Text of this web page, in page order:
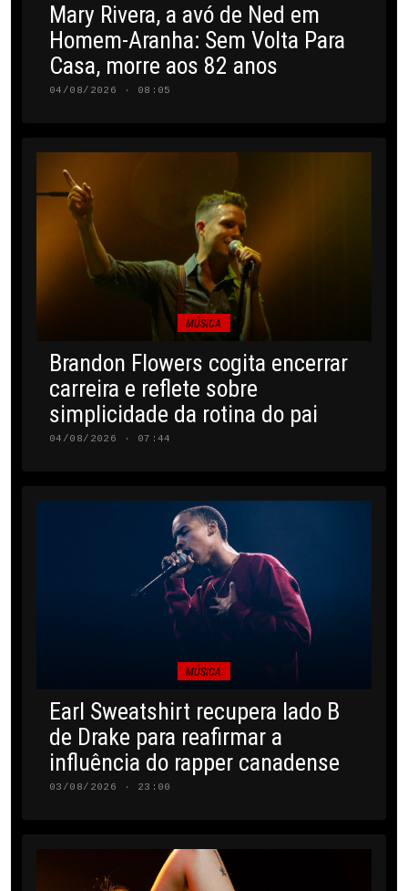
Mary Rivera, a avó de Ned em
Homem-Aranha: Sem Volta Para
Casa, morre aos 82 anos
04/08/2026 · 08:05
MÚSICA
Brandon Flowers cogita encerrar
carreira e reflete sobre
simplicidade da rotina do pai
04/08/2026 · 07:44
MÚSICA
Earl Sweatshirt recupera lado B
de Drake para reafirmar a
influência do rapper canadense
03/08/2026 · 23:00